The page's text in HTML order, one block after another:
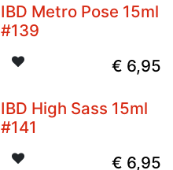
IBD Metro Pose 15ml
#139
€ 6,95
IBD High Sass 15ml
#141
€ 6,95